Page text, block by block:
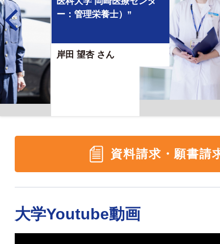
自衛隊：栄養担当官）”
春木 麻由香 さん
資料請求・願書請
大学Youtube動画